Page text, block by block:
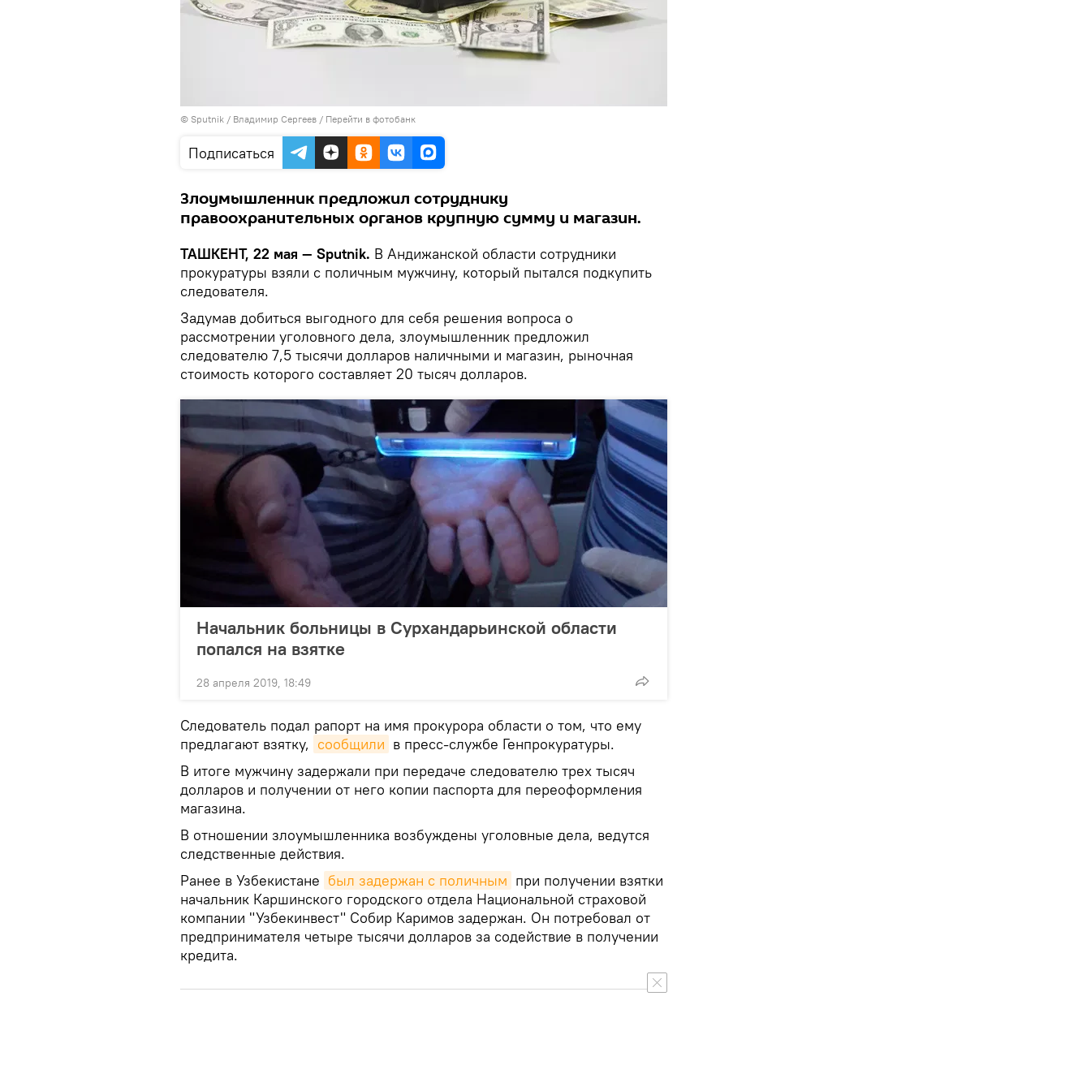
© Sputnik / Владимир Сергеев / Перейти в фотобанк
Подписаться
Злоумышленник предложил сотруднику
правоохранительных органов крупную сумму и магазин.
ТАШКЕНТ, 22 мая — Sputnik. В Андижанской области сотрудники
прокуратуры взяли с поличным мужчину, который пытался подкупить
следователя.
Задумав добиться выгодного для себя решения вопроса о
рассмотрении уголовного дела, злоумышленник предложил
следователю 7,5 тысячи долларов наличными и магазин, рыночная
стоимость которого составляет 20 тысяч долларов.
Начальник больницы в Сурхандарьинской области
попался на взятке
28 апреля 2019, 18:49
Следователь подал рапорт на имя прокурора области о том, что ему
предлагают взятку, сообщили в пресс-службе Генпрокуратуры.
В итоге мужчину задержали при передаче следователю трех тысяч
долларов и получении от него копии паспорта для переоформления
магазина.
В отношении злоумышленника возбуждены уголовные дела, ведутся
следственные действия.
Ранее в Узбекистане был задержан с поличным при получении взятки
начальник Каршинского городского отдела Национальной страховой
компании "Узбекинвест" Собир Каримов задержан. Он потребовал от
предпринимателя четыре тысячи долларов за содействие в получении
кредита.